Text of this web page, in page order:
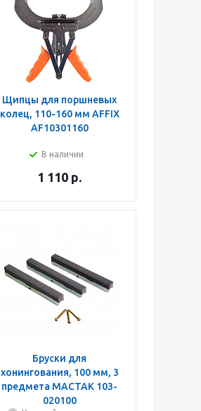
Щипцы для поршневых
колец, 110-160 мм AFFIX
AF10301160
В наличии
1 110 р.
Бруски для
хонингования, 100 мм, 3
предмета МАСТАК 103-
020100